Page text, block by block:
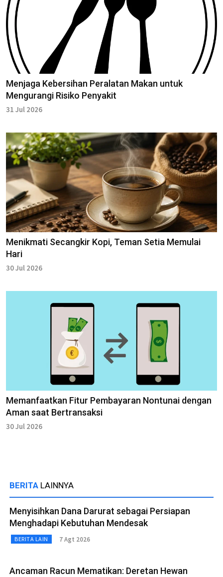
Menjaga Kebersihan Peralatan Makan untuk
Mengurangi Risiko Penyakit
31 Jul 2026
Menikmati Secangkir Kopi, Teman Setia Memulai
Hari
30 Jul 2026
Memanfaatkan Fitur Pembayaran Nontunai dengan
Aman saat Bertransaksi
30 Jul 2026
BERITA LAINNYA
Menyisihkan Dana Darurat sebagai Persiapan
Menghadapi Kebutuhan Mendesak
BERITA LAIN 7 Agt 2026
Ancaman Racun Mematikan: Deretan Hewan